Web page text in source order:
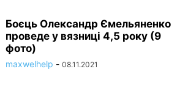
Боєць Олександр Ємельяненко
проведе у вязниці 4,5 року (9
фото)
maxwelhelp - 08.11.2021